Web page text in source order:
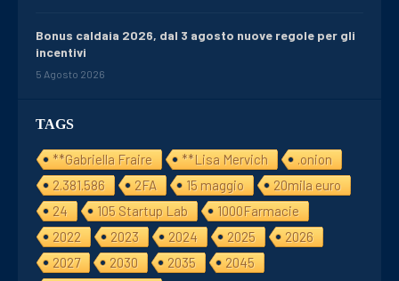
TAGS
**Gabriella Fraire **Lisa Mervich
.onion
2.381.586
2FA 15 maggio
20mila euro
24
105 Startup Lab
1000Farmacie
2022
2023 2024 2025
2026
2027
2030 2035
2045
Bonus caldaia 2026, dal 3 agosto nuove regole per gli
incentivi
5 Agosto 2026